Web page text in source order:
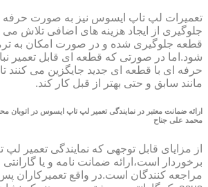
تعمیرات لپ تاپ ایسوس نیز به صورت حرفه
جلوگیری از ایجاد هزینه های اضافی تلاش می
قطعه جلوگیری شده و در صورت امکان به
شود.اما در صورتی که قطعه ای قابل تعمیر
حرفه ای با قطعه ای جدید جایگزین می کنند
مانند سابق و حتی بهتر از قبل کار کند.
ارائه ضمانت معتبر در نمایندگی تعمیر لپ تاپ ایسوس در اتوبان
محمد علی جناح
از مزایای قابل توجهی که نمایندگی تعمیر
برخوردار است،ارائه ضمانت نامه و یا
مراجعه کنندگان است.در واقع تعمیرکاران